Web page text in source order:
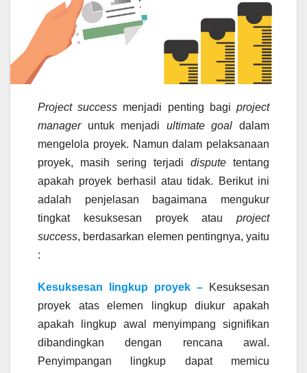
Project success menjadi penting bagiproject
manageruntuk menjadi ultimate goal dalam
mengelola proyek. Namun dalam pelaksanaan
proyek, masih sering terjadi dispute tentang
apakah proyek berhasil atau tidak. Berikut ini
adalah penjelasan bagaimana mengukur
tingkat kesuksesan proyek atau project
success, berdasarkan elemen pentingnya, yaitu
:
Kesuksesan lingkup proyek – Kesuksesan
proyek atas elemen lingkup diukur apakah
apakah lingkup awal menyimpang signifikan
dibandingkan dengan rencana awal.
Penyimpangan lingkup dapat memicu